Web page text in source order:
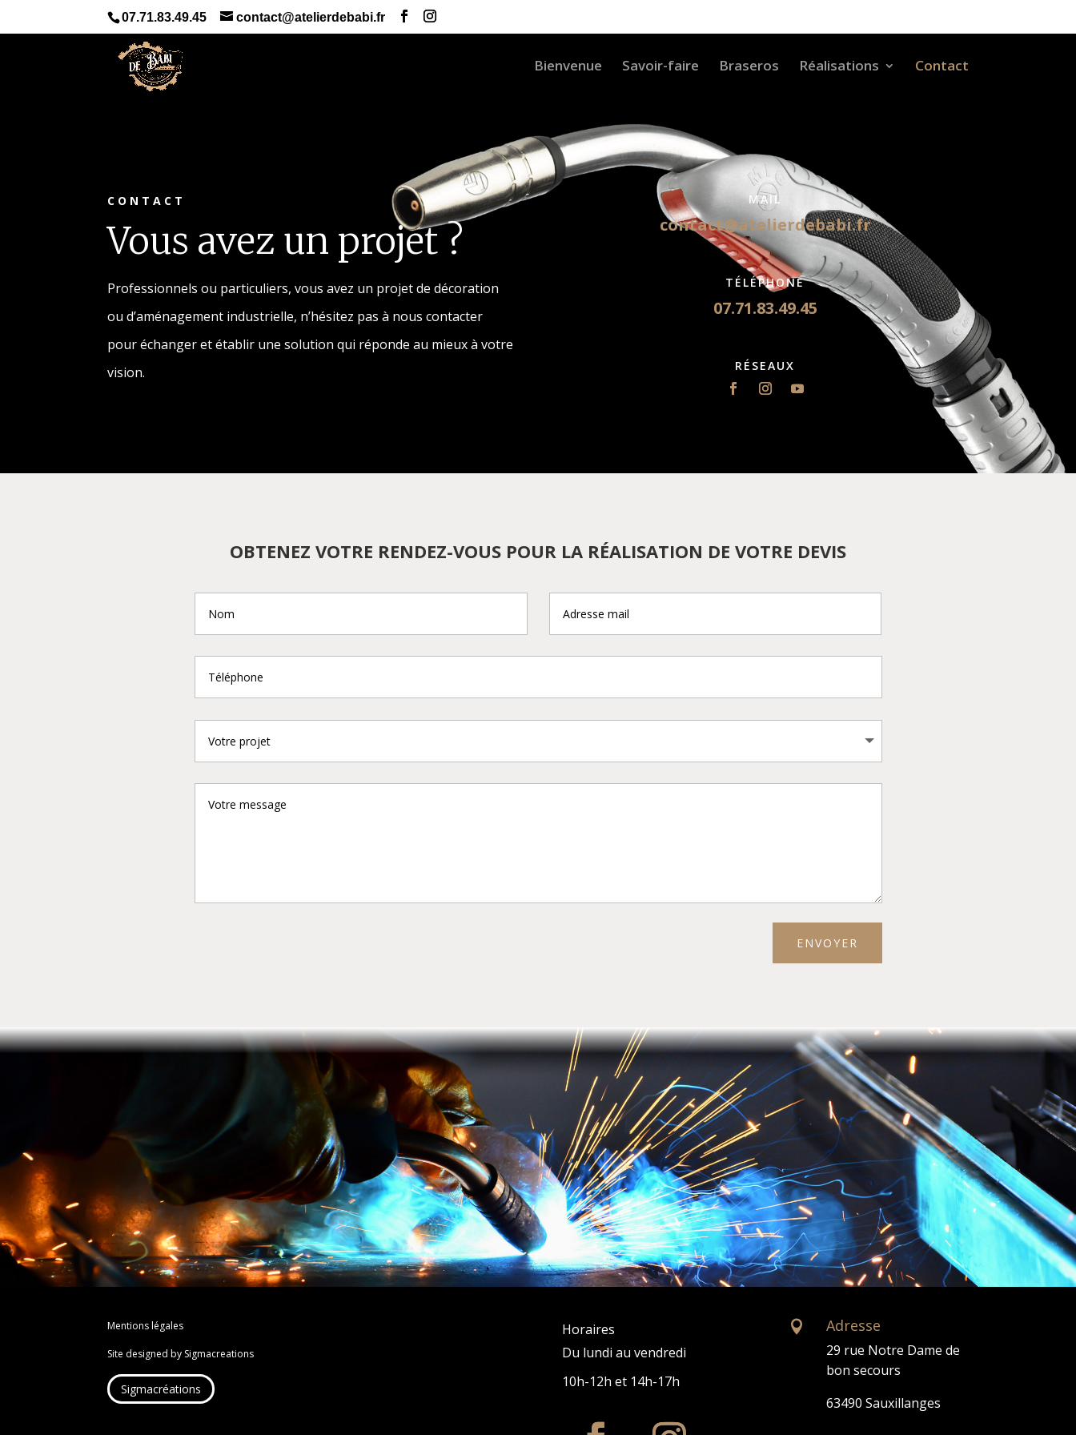
07.71.83.49.45 contact@atelierdebabi.fr
Bienvenue Savoir-faire Braseros Réalisations Contact
CONTACT
Vous avez un projet ?
Professionnels ou particuliers, vous avez un projet de décoration
ou d’aménagement industrielle, n’hésitez pas à nous contacter
pour échanger et établir une solution qui réponde au mieux à votre
vision.
MAIL
contact@atelierdebabi.fr
TÉLÉPHONE
07.71.83.49.45
RÉSEAUX
OBTENEZ VOTRE RENDEZ-VOUS POUR LA RÉALISATION DE VOTRE DEVIS
ENVOYER
Mentions légales
Site designed by Sigmacreations
Sigmacréations
Horaires
Du lundi au vendredi
10h-12h et 14h-17h
 Adresse
29 rue Notre Dame de
bon secours
63490 Sauxillanges